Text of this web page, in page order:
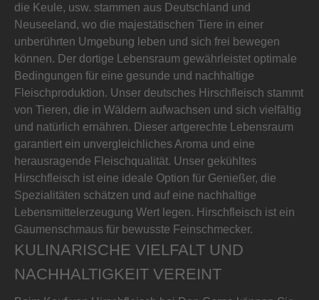
die Keule, usw. stammen aus Deutschland und
Neuseeland, wo die majestätischen Tiere in einer
unberührten Umgebung leben und sich frei bewegen
können. Der dortige Lebensraum gewährleistet optimale
Bedingungen für eine gesunde und nachhaltige
Fleischproduktion. Unser deutsches Hirschfleisch stammt
von Tieren, die in Wäldern aufwachsen und sich vielfältig
und natürlich ernähren. Dieser artgerechte Lebensraum
garantiert ein unvergleichliches Aroma und eine
herausragende Fleischqualität. Unser gekühltes
Hirschfleisch ist eine ideale Option für Genießer, die
Spezialitäten schätzen und auf eine nachhaltige
Lebensmittelerzeugung Wert legen. Hirschfleisch ist ein
Gaumenschmaus für bewusste Feinschmecker.
KULINARISCHE VIELFALT UND
NACHHALTIGKEIT VEREINT